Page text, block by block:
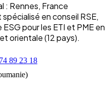
: Rennes, France
en conseil RSE,
pour les ETI et PME en
orientale (12 pays).
89 23 18